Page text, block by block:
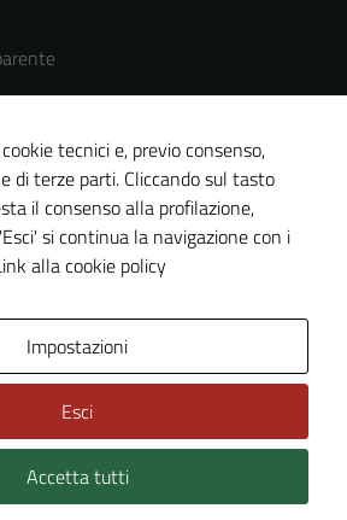
del sito
s.r.l.
tecnici e, previo consenso,
di terze parti. Cliccando sul tasto
il consenso alla profilazione,
si continua la navigazione con i
alla cookie policy
Impostazioni
Esci
Accetta tutti
Tecnici
Questi cookie
sono necessari
per il
possono
essere